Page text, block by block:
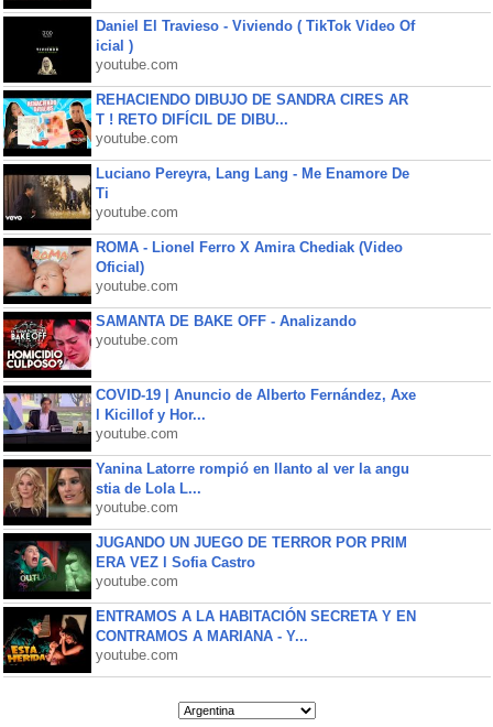
Daniel El Travieso - Viviendo ( TikTok Video Of
icial )
youtube.com
REHACIENDO DIBUJO DE SANDRA CIRES AR
T ! RETO DIFÍCIL DE DIBU...
youtube.com
Luciano Pereyra, Lang Lang - Me Enamore De
Ti
youtube.com
ROMA - Lionel Ferro X Amira Chediak (Video
Oficial)
youtube.com
SAMANTA DE BAKE OFF - Analizando
youtube.com
COVID-19 | Anuncio de Alberto Fernández, Axe
l Kicillof y Hor...
youtube.com
Yanina Latorre rompió en llanto al ver la angu
stia de Lola L...
youtube.com
JUGANDO UN JUEGO DE TERROR POR PRIM
ERA VEZ l Sofia Castro
youtube.com
ENTRAMOS A LA HABITACIÓN SECRETA Y EN
CONTRAMOS A MARIANA - Y...
youtube.com